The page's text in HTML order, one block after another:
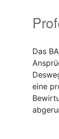
Das
eine